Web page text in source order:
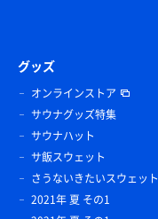
グッズ
オンラインストア
サウナグッズ特集
サウナハット
サ飯スウェット
さうないきたいスウェット
2021年 夏 その1